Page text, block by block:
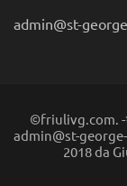
admin@st-
©friulivg.com. -
admin@st-
2018 da